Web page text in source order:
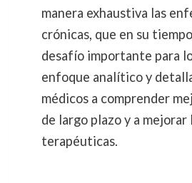
manera exhaustiva las
crónicas, que en su
desafío importante para
enfoque analítico y
médicos a comprender
de largo plazo y a mejorar
terapéuticas.